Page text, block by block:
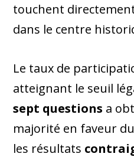
touchent
dans le centre
Le taux de
atteignant le seuil
sept questions a
majorité en faveur
les résultats